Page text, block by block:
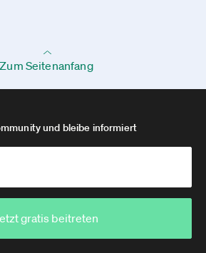
Zum Seitenanfang
und bleibe informiert
gratis beitreten